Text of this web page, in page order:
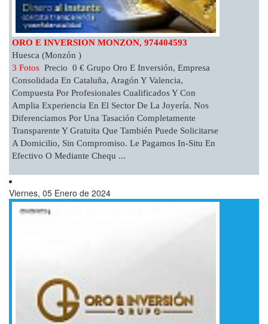
ORO E INVERSION MONZON, 974404593
Huesca (Monzón )
3 Fotos Precio 0 € Grupo Oro E Inversión, Empresa
Consolidada En Cataluña, Aragón Y Valencia,
Compuesta Por Profesionales Cualificados Y Con
Amplia Experiencia En El Sector De La Joyería. Nos
Diferenciamos Por Una Tasación Completamente
Transparente Y Gratuita Que También Puede Solicitarse
A Domicilio, Sin Compromiso. Le Pagamos In-Situ En
Efectivo O Mediante Chequ ...
Viernes, 05 Enero de 2024